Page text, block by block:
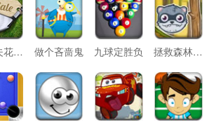
高尔夫花园2 做个吝啬鬼 九球定胜负 拯救森林小动物